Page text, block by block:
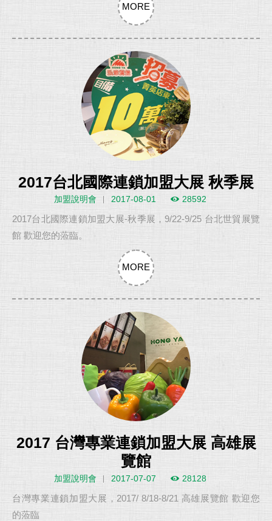
MORE
2017台北國際連鎖加盟大展 秋季展
加盟說明會 2017-08-01 28592
2017台北國際連鎖加盟大展-秋季展，9/22-9/25 台北世貿展覽
館 歡迎您的蒞臨。
MORE
2017 台灣專業連鎖加盟大展 高雄展
覽館
加盟說明會 2017-07-07 28128
台灣專業連鎖加盟大展，2017/ 8/18-8/21 高雄展覽館 歡迎您
的蒞臨